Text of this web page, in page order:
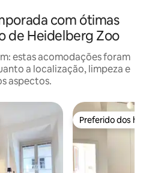
com ótimas
de Heidelberg Zoo
estas acomodações foram
a localização, limpeza e
aspectos.
Preferido dos
Preferido dos